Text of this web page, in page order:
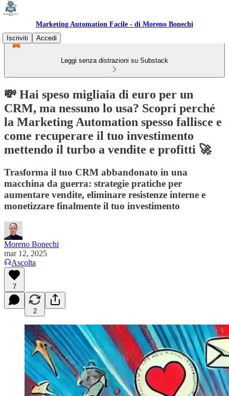
Marketing Automation Facile - di Moreno Bonechi
Iscriviti
Accedi
Leggi senza distrazioni su Substack
💸 Hai speso migliaia di euro per un
CRM, ma nessuno lo usa? Scopri perché
la Marketing Automation spesso fallisce e
come recuperare il tuo investimento
mettendo il turbo a vendite e profitti 🚀
Trasforma il tuo CRM abbandonato in una
macchina da guerra: strategie pratiche per
aumentare vendite, eliminare resistenze interne e
monetizzare finalmente il tuo investimento
Moreno Bonechi
mar 12, 2025
Ascolta
7
2